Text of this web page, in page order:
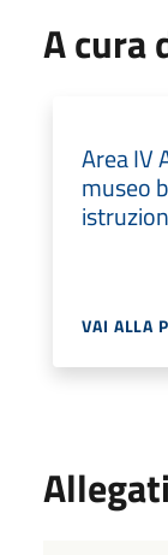
A cura
Area IV
museo
VAI ALLA
Allegati